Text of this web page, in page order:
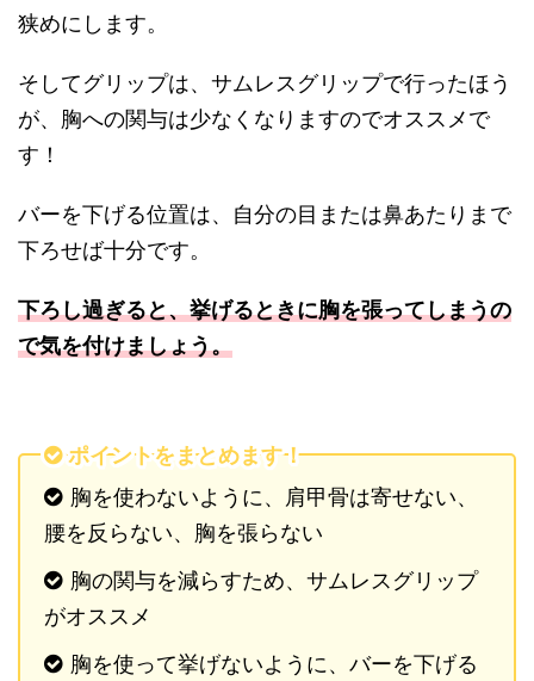
狭めにします。
そしてグリップは、サムレスグリップで行ったほう
が、胸への関与は少なくなりますのでオススメで
す！
バーを下げる位置は、自分の目または鼻あたりまで
下ろせば十分です。
下ろし過ぎると、挙げるときに胸を張ってしまうの
で気を付けましょう。
ポイントをまとめます！
胸を使わないように、肩甲骨は寄せない、
腰を反らない、胸を張らない
胸の関与を減らすため、サムレスグリップ
がオススメ
胸を使って挙げないように、バーを下げる